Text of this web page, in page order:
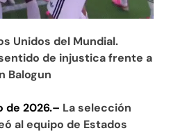
Unidos del Mundial.
de injustica frente a
Balogun
de 2026.– La selección
al equipo de Estados